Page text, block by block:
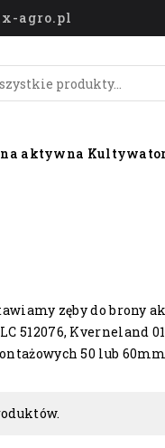
agro.pl
aktywna
zęby do brony
512076, Kverneland
50 lub